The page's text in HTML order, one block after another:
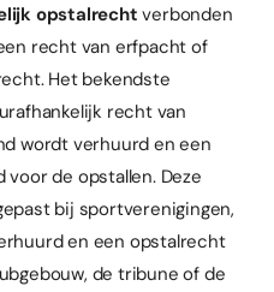
opstalrecht verbonden
recht van erfpacht of
Het bekendste
recht van
wordt verhuurd en een
de opstallen. Deze
bij sportverenigingen,
en een opstalrecht
de tribune of de